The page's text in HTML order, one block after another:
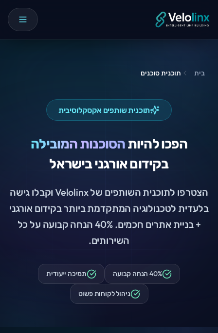
בית תוכנית סוכנים
תוכנית שותפים אקסקלוסיבית
הפכו להיותהסוכנות המובילה
בקידום אורגני בישראל
הצטרפו לתוכנית השותפים של Velolinx וקבלו גישה
בלעדית לטכנולוגיה המתקדמת ביותר בקידום אורגני
+ בניית אתרים חכמים. 40% הנחה קבועה על כל
השירותים.
40% הנחה קבועה תמיכה ייעודית
ניהול לקוחות פשוט